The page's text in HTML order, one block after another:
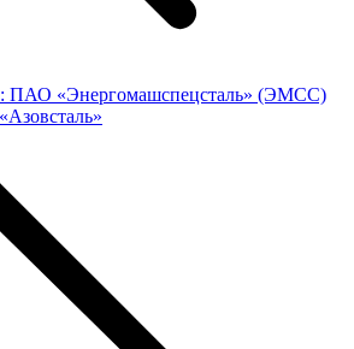
ПАО «Энергомашспецсталь» (ЭМСС)